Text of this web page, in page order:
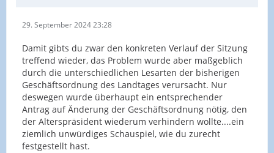
29. September 2024 23:28
Damit gibts du zwar den konkreten Verlauf der Sitzung
treffend wieder, das Problem wurde aber maßgeblich
durch die unterschiedlichen Lesarten der bisherigen
Geschäftsordnung des Landtages verursacht. Nur
deswegen wurde überhaupt ein entsprechender
Antrag auf Änderung der Geschäftsordnung nötig, den
der Alterspräsident wiederum verhindern wollte....ein
ziemlich unwürdiges Schauspiel, wie du zurecht
festgestellt hast.